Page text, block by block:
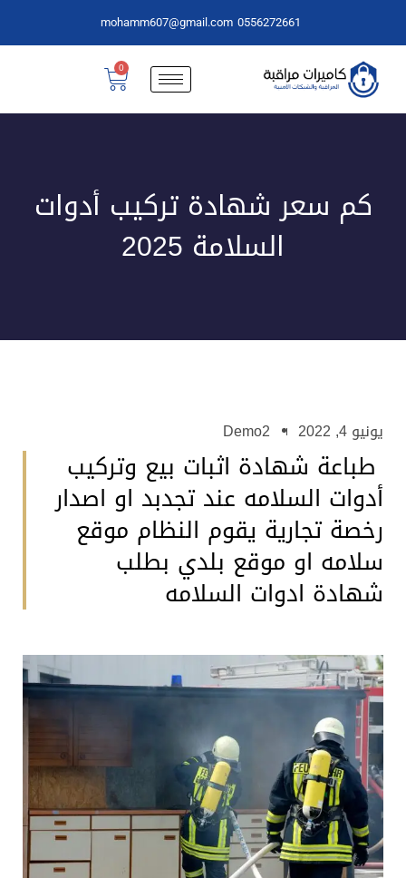
0556272661
mohamm607@gmail.com
0
كم سعر شهادة تركيب أدوات
السلامة 2025
يونيو 4, 2022 Demo2
طباعة شهادة اثبات بيع وتركيب
أدوات السلامه عند تجدبد او اصدار
رخصة تجارية يقوم النظام موقع
سلامه او موقع بلدي بطلب
شهادة ادوات السلامه